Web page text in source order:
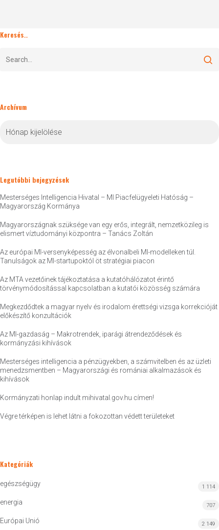
Keresés..
Archívum
Legutóbbi bejegyzések
Mesterséges Intelligencia Hivatal – MI Piacfelügyeleti Hatóság –
Magyarország Kormánya
Magyarországnak szüksége van egy erős, integrált, nemzetközileg is
elismert víztudományi központra – Tanács Zoltán
Az európai MI-versenyképesség az élvonalbeli MI-modelleken túl.
Tanulságok az MI-startupoktól öt stratégiai piacon
Az MTA vezetőinek tájékoztatása a kutatóhálózatot érintő
törvénymódosítással kapcsolatban a kutatói közösség számára
Megkezdődtek a magyar nyelv és irodalom érettségi vizsga korrekcióját
előkészítő konzultációk
Az MI-gazdaság – Makrotrendek, iparági átrendeződések és
kormányzási kihívások
Mesterséges intelligencia a pénzügyekben, a számvitelben és az üzleti
menedzsmentben – Magyarországi és romániai alkalmazások és
kihívások
Kormányzati honlap indult mihivatal.gov.hu címen!
Végre térképen is lehet látni a fokozottan védett területeket
Kategóriák
egészségügy 1 114
energia 707
Európai Unió 2 149